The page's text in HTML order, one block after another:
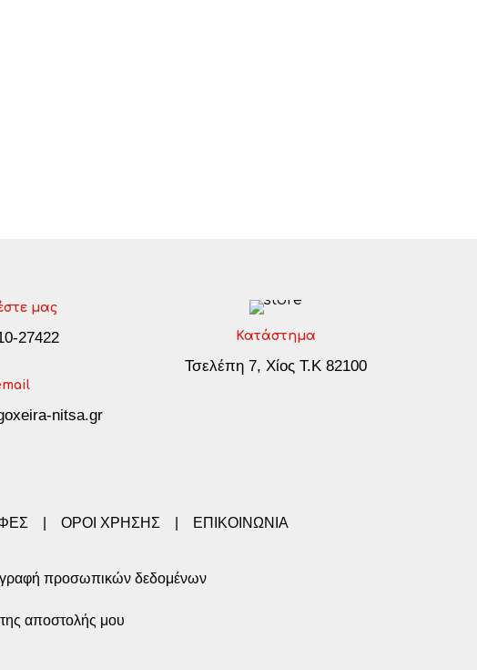
μας
27422
nitsa.gr
Κατάστημα
Τσελέπη 7, Χίος Τ.Κ 82100
ΟΡΟΙ ΧΡΗΣΗΣ ΕΠΙΚΟΙΝΩΝΙΑ
προσωπικών δεδομένων
αποστολής μου